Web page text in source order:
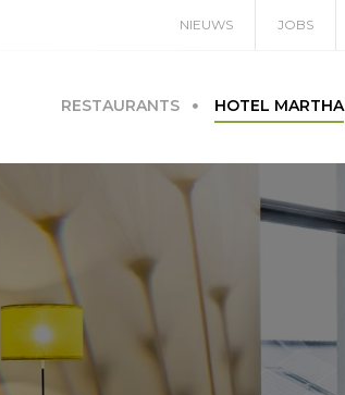
NIEUWS JOBS
RESTAURANTS HOTEL MARTHA